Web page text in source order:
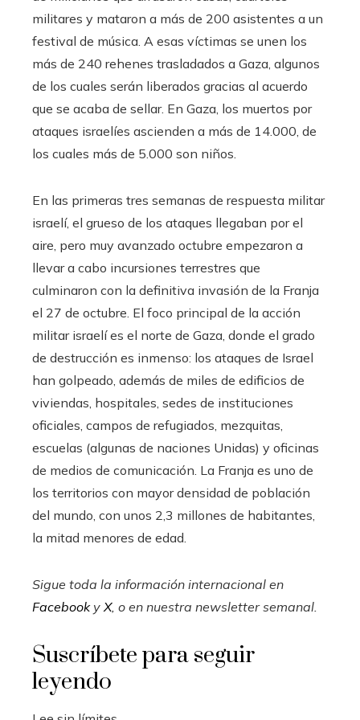
militares y mataron a más de 200 asistentes a un
festival de música. A esas víctimas se unen los
más de 240 rehenes trasladados a Gaza, algunos
de los cuales serán liberados gracias al acuerdo
que se acaba de sellar. En Gaza, los muertos por
ataques israelíes ascienden a más de 14.000, de
los cuales más de 5.000 son niños.
En las primeras tres semanas de respuesta militar
israelí, el grueso de los ataques llegaban por el
aire, pero muy avanzado octubre empezaron a
llevar a cabo incursiones terrestres que
culminaron con la definitiva invasión de la Franja
el 27 de octubre. El foco principal de la acción
militar israelí es el norte de Gaza, donde el grado
de destrucción es inmenso: los ataques de Israel
han golpeado, además de miles de edificios de
viviendas, hospitales, sedes de instituciones
oficiales, campos de refugiados, mezquitas,
escuelas (algunas de naciones Unidas) y oficinas
de medios de comunicación. La Franja es uno de
los territorios con mayor densidad de población
del mundo, con unos 2,3 millones de habitantes,
la mitad menores de edad.
Sigue toda la información internacional en
FacebookyX, o en nuestra newsletter semanal.
Suscríbete para seguir
leyendo